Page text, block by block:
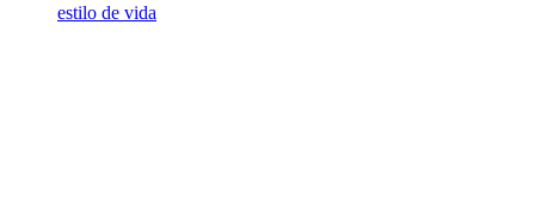
estilo de vida